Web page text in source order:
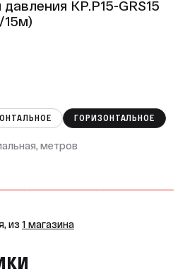
GRS15
15м)
ГОРИЗОНТАЛЬНОЕ
метров
из 1 магазина